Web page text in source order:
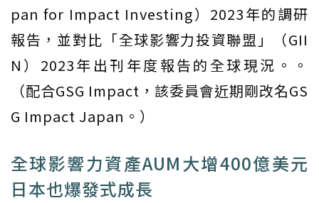
pan for Impact Investing）2023年的調研
報告，並對比「全球影響力投資聯盟」（GII
N）2023年出刊年度報告的全球現況。。
（配合GSG Impact，該委員會近期剛改名GS
G Impact Japan。）
全球影響力資產AUM大增400億美元
日本也爆發式成長